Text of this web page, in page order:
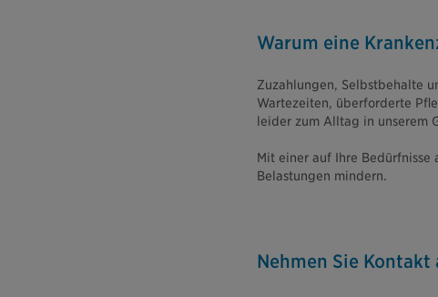
Warum eine
Zuzahlungen, Selbstbehalte
Wartezeiten, überforderte
leider zum Alltag in unserem
Mit einer auf Ihre Bedürfnisse
Belastungen mindern.
Nehmen Sie Kontakt